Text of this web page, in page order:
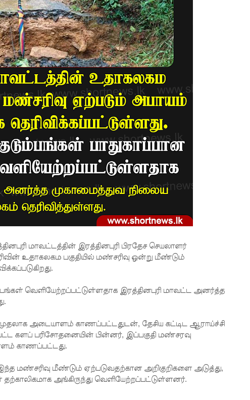
மாவட்டத்தின் இரத்தினபுரி பிரதேச செயலாளர்
உதாகலகம பகுதியில் மண்சரிவு ஒன்று மீண்டும்
வெளியேற்றப்பட்டுள்ளதாக இரத்தினபுரி மாவட்ட அனர்த்த
அடையாளம் காணப்பட்டதுடன், தேசிய கட்டிட ஆராய்ச்சி
களப் பரிசோதனையின் பின்னர், இப்பகுதி மண்சரவு
காணப்பட்டது.
மண்சரிவு மீண்டும் ஏற்படுவதற்கான அறிகுறிகளை அடுத்து,
தற்காலிகமாக அங்கிருந்து வெளியேற்றப்பட்டுள்ளனர்.